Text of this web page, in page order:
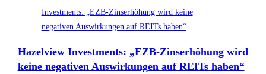
Hazelview Investments: „EZB-Zinserhöhung wird
keine negativen Auswirkungen auf REITs haben“